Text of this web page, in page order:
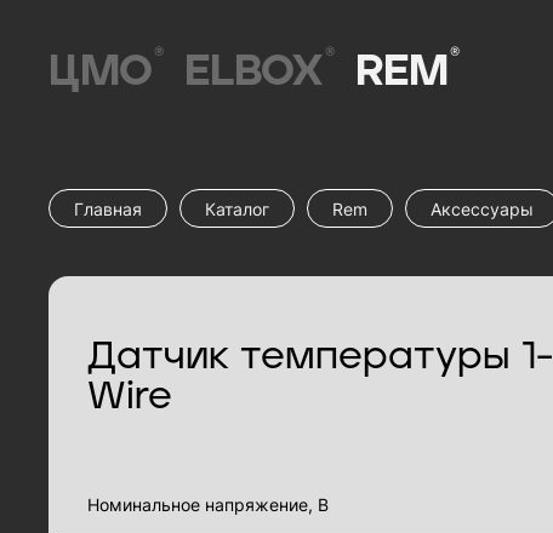
ЦМО ® ELBOX® REM ®
Главная Каталог Rem Аксессуары
Датчик температуры 1-
Wire
Номинальное напряжение, В